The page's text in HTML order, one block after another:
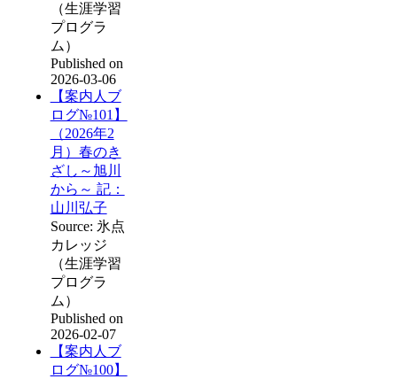
（生涯学習
プログラ
ム）
Published on
2026-03-06
【案内人ブ
ログ№101】
（2026年2
月）春のき
ざし～旭川
から～ 記：
山川弘子
Source: 氷点
カレッジ
（生涯学習
プログラ
ム）
Published on
2026-02-07
【案内人ブ
ログ№100】